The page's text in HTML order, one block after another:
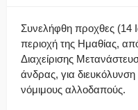
Συνελήφθη προχθες (14
περιοχή της Ημαθίας,
Διαχείρισης
άνδρας, για
νόμιμους αλλοδαπούς.